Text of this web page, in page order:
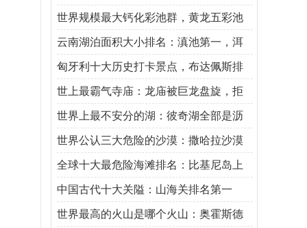
世界规模最大钙化彩池群，黄龙五彩池
云南湖泊面积大小排名：滇池第一，洱
匈牙利十大历史打卡景点，布达佩斯排
世上最霸气寺庙：龙庙被巨龙盘旋，拒
世界上最不安分的湖：彼奇湖全部是沥
世界公认三大危险的沙漠：撒哈拉沙漠
全球十大最危险海滩排名：比基尼岛上
中国古代十大关隘：山海关排名第一
世界最高的火山是哪个火山：奥霍斯德